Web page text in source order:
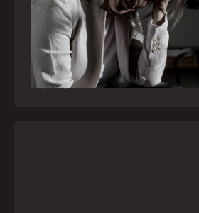
Surtos, tentativas de suicídio e
agitação intensa são
médicas e devem receber
especializado pelo telefone 192
21 julho, 2026